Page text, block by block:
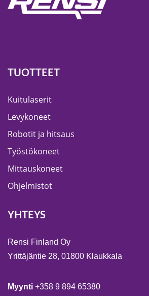
TUOTTEET
Kuitulaserit
Levykoneet
Robotit ja hitsaus
Työstökoneet
Mittauskoneet
Ohjelmistot
YHTEYS
Rensi Finland Oy
Yrittäjäntie 28, 01800 Klaukkala
Myynti +358 9 894 65380